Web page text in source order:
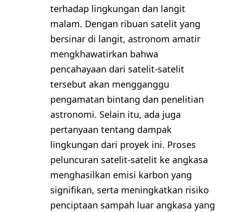
terhadap lingkungan dan langit
malam. Dengan ribuan satelit yang
bersinar di langit, astronom amatir
mengkhawatirkan bahwa
pencahayaan dari satelit-satelit
tersebut akan mengganggu
pengamatan bintang dan penelitian
astronomi. Selain itu, ada juga
pertanyaan tentang dampak
lingkungan dari proyek ini. Proses
peluncuran satelit-satelit ke angkasa
menghasilkan emisi karbon yang
signifikan, serta meningkatkan risiko
penciptaan sampah luar angkasa yang